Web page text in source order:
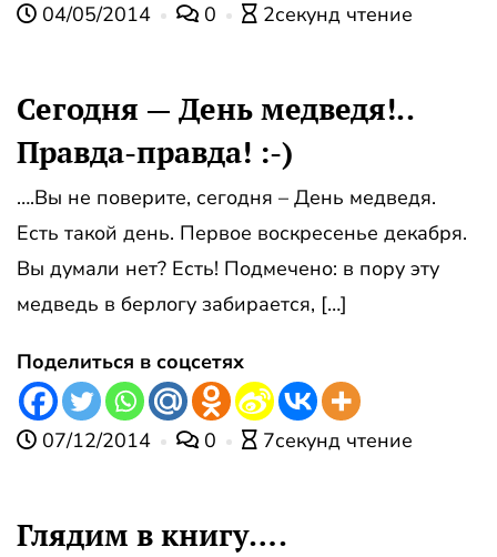
04/05/2014 0 2секунд чтение
Сегодня — День медведя!..
Правда-правда! :-)
….Вы не поверите, сегодня – День медведя.
Есть такой день. Первое воскресенье декабря.
Вы думали нет? Есть! Подмечено: в пору эту
медведь в берлогу забирается, […]
Поделиться в соцсетях
07/12/2014 0 7секунд чтение
Глядим в книгу….